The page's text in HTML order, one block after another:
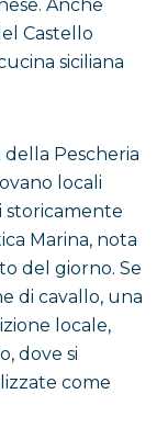
Anche
Castello
siciliana
della Pescheria
locali
storicamente
Marina, nota
del giorno. Se
di cavallo, una
locale,
dove si
come